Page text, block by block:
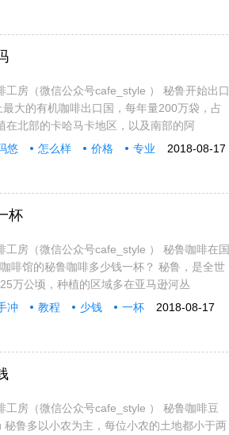
房（微信公众号cafe_style ） 秘鲁开始出口
大的有机咖啡出口国，每年量200万袋，占
在北部的卡哈马卡地区，以及南部的阿
2018-08-17
悠 怎么样 价格 专业
杯
房（微信公众号cafe_style ） 秘鲁咖啡在国
啡馆的秘鲁咖啡多少钱一杯？ 秘鲁，是全世
万公顷，种植的区域多在亚马逊河丛
2018-08-17
冲 教程 少钱
一杯
房（微信公众号cafe_style ） 秘鲁咖啡豆
鲁多以小农为主，每位小农的土地都小于两